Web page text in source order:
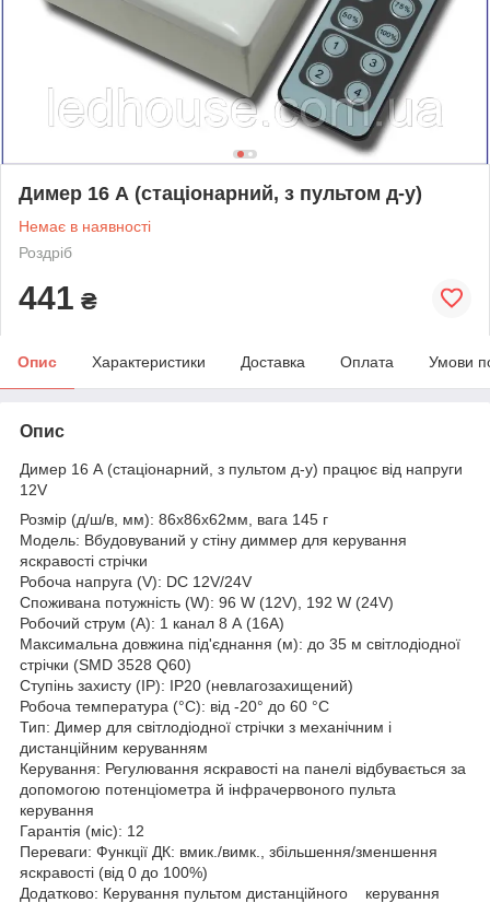
Димер 16 А (стаціонарний, з пультом д-у)
Немає в наявності
Роздріб
441 ₴
Опис Характеристики Доставка Оплата Умови
Опис
Димер 16 А (стаціонарний, з пультом д-у) працює від напруги
12V
Розмір (д/ш/в, мм): 86х86х62мм, вага 145 г
Модель: Вбудовуваний у стіну диммер для керування
яскравості стрічки
Робоча напруга (V): DC 12V/24V
Споживана потужність (W): 96 W (12V), 192 W (24V)
Робочий струм (A): 1 канал 8 А (16A)
Максимальна довжина під'єднання (м): до 35 м світлодіодної
стрічки (SMD 3528 Q60)
Ступінь захисту (IP): IP20 (невлагозахищений)
Робоча температура (°C): від -20° до 60 °C
Тип: Димер для світлодіодної стрічки з механічним і
дистанційним керуванням
Керування: Регулювання яскравості на панелі відбувається за
допомогою потенціометра й інфрачервоного пульта
керування
Гарантія (міс): 12
Переваги: Функції ДК: вмик./вимк., збільшення/зменшення
яскравості (від 0 до 100%)
Додатково: Керування пультом дистанційного керування